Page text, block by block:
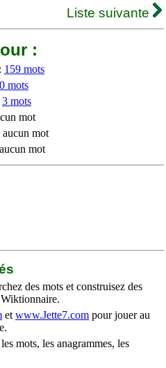
Liste suivante
:
159 mots
mots
3 mots
mot
aucun mot
mot
des mots et construisez des
et www.Jette7.com pour jouer au
mots, les anagrammes, les